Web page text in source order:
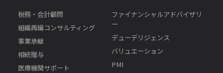
税務・会計顧問
組織再編コンサルティング
事業承継
相続贈与
医療機関サポート
ファイナンシャルアドバイザリ
ー
デューデリジェンス
バリュエーション
PMI